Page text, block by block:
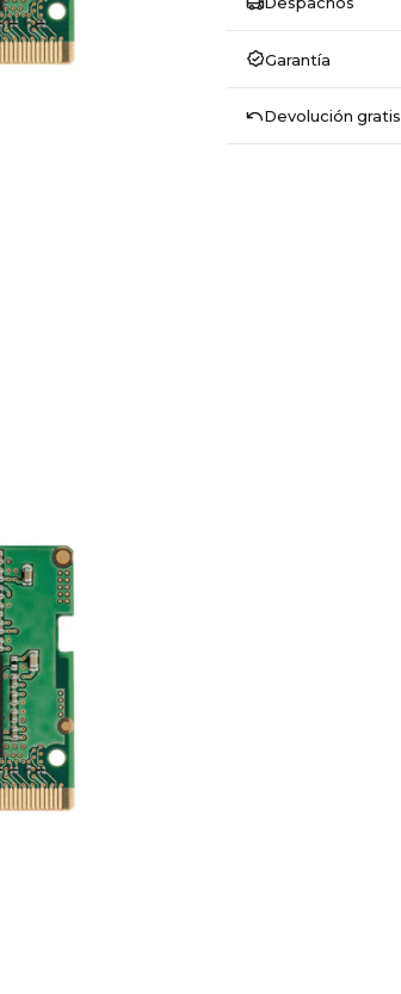
Garantía
Devolución gratis